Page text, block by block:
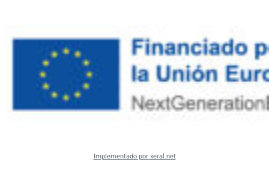
Implementado por xeral.net